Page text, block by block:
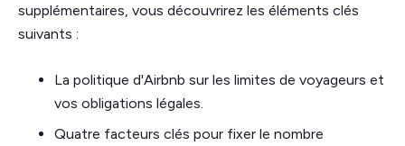
supplémentaires, vous découvrirez les éléments clés
suivants :
La politique d'Airbnb sur les limites de voyageurs et
vos obligations légales.
Quatre facteurs clés pour fixer le nombre